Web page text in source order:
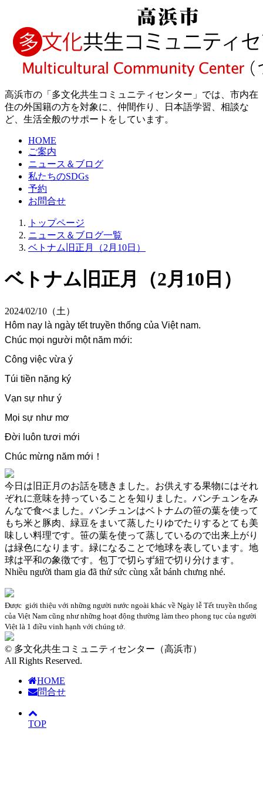
高浜市の「多文化共生コミュニティセンター」では、市内在
住の外国籍の方を対象に、仲間作り、日本語学習、相談な
ど、生活全般のサポートをしています。
HOME
ご案内
ニュース＆ブログ
私たちのSDGs
予約
お問合せ
トップページ
ニュース＆ブログ一覧
ベトナム旧正月（2月10日）
ベトナム旧正月（2月10日）
2024/02/10（土）
Hôm nay là ngày tết truyền thống của Việt nam.
Chúc mọi người một năm mới:
Công việc vừa ý
Túi tiền nặng ký
Vạn sự như ý
Mọi sự như mơ
Đời luôn tươi mới
Chúc mừng năm mới！
今日は旧正月のお話を聴きました。お供えする果物にはそれ
ぞれに意味を持っていることを知りました。バンチュンをみ
んなで食べました。バンチュンはベトナムの笹の葉を使って
もち米と豚肉、緑豆をまいて蒸したりゆでたりするとても美
味しい料理です。笹の葉を使って蒸しているので出来上がり
は緑色になります。緑になることで地球を表しています。地
球は平和の象徴です。包丁で切らず紐で切り分けます。
Nhiều người tham gia đã thử sức cùng xắt bánh chưng nhé.
Được giới thiệu với những người nước ngoài khác về Ngày lễ Tết truyền thống
của Việt Nam cũng như những hoạt động thường làm theo phong tục của người
Việt là 1 điều vinh hạnh với chúng tớ.
© 多文化共生コミュニティセンター（高浜市）
All Rights Reserved.
HOME
問合せ
TOP